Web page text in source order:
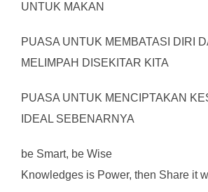
UNTUK MAKAN
PUASA UNTUK MEMBATASI DIRI
MELIMPAH DISEKITAR KITA
PUASA UNTUK MENCIPTAKAN
IDEAL SEBENARNYA
be Smart, be Wise
Knowledges is Power, then Share it